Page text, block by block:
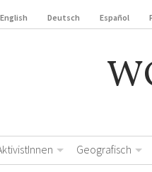
English Deutsch Español
Geografisch